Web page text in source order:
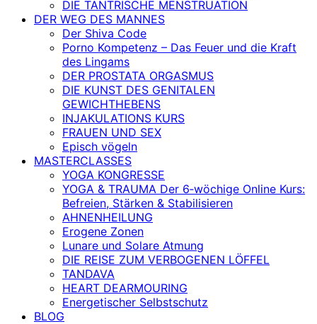
DIE TANTRISCHE MENSTRUATION
DER WEG DES MANNES
Der Shiva Code
Porno Kompetenz – Das Feuer und die Kraft
des Lingams
DER PROSTATA ORGASMUS
DIE KUNST DES GENITALEN
GEWICHTHEBENS
INJAKULATIONS KURS
FRAUEN UND SEX
Episch vögeln
MASTERCLASSES
YOGA KONGRESSE
YOGA & TRAUMA Der 6‑wöchige Online Kurs:
Befreien, Stärken & Stabilisieren
AHNENHEILUNG
Erogene Zonen
Lunare und Solare Atmung
DIE REISE ZUM VERBOGENEN LÖFFEL
TANDAVA
HEART DEARMOURING
Energetischer Selbstschutz
BLOG